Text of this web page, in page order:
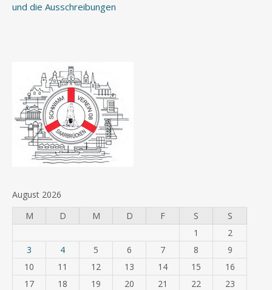
und die Ausschreibungen
August 2026
M
D M D F S
S
1
2
3
4 5 6 7 8
9
10
11 12 13 14 15
16
17
18 19 20 21 22
23